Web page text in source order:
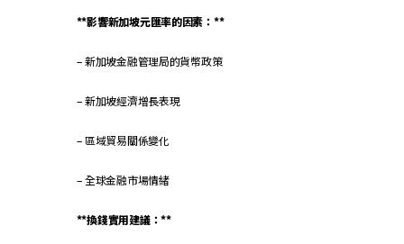
**影響新加坡元匯率的因素：**
– 新加坡金融管理局的貨幣政策
– 新加坡經濟增長表現
– 區域貿易關係變化
– 全球金融市場情緒
**換錢實用建議：**